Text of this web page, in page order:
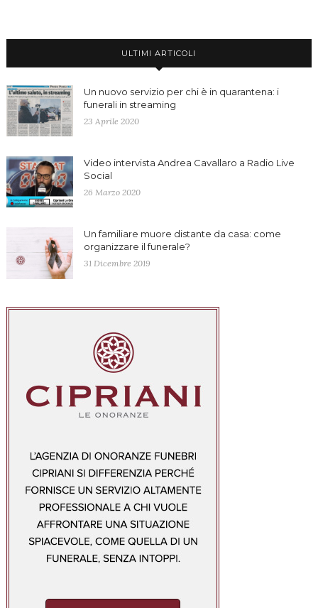
ULTIMI ARTICOLI
Un nuovo servizio per chi è in quarantena: i
funerali in streaming
23 Aprile 2020
Video intervista Andrea Cavallaro a Radio Live
Social
26 Marzo 2020
Un familiare muore distante da casa: come
organizzare il funerale?
31 Dicembre 2019